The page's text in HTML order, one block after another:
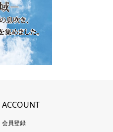
ACCOUNT
会員登録